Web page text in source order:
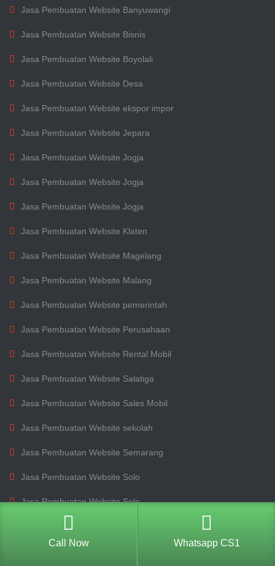
Jasa Pembuatan Website Banyuwangi
Jasa Pembuatan Website Bisnis
Jasa Pembuatan Website Boyolali
Jasa Pembuatan Website Desa
Jasa Pembuatan Website ekspor impor
Jasa Pembuatan Website Jepara
Jasa Pembuatan Website Jogja
Jasa Pembuatan Website Jogja
Jasa Pembuatan Website Jogja
Jasa Pembuatan Website Klaten
Jasa Pembuatan Website Magelang
Jasa Pembuatan Website Malang
Jasa Pembuatan Website pemerintah
Jasa Pembuatan Website Perusahaan
Jasa Pembuatan Website Rental Mobil
Jasa Pembuatan Website Salatiga
Jasa Pembuatan Website Sales Mobil
Jasa Pembuatan Website sekolah
Jasa Pembuatan Website Semarang
Jasa Pembuatan Website Solo
Jasa Pembuatan Website Solo
Call Now Whatsapp CS1